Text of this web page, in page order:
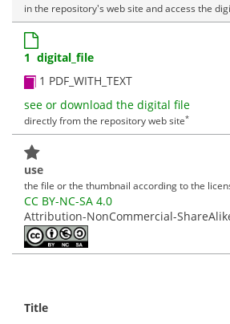
in the repository's web site and access the
1 digital_file
1 PDF_WITH_TEXT
see or download the digital file
directly from the repository web site*
use
the file or the thumbnail according to the
CC BY-NC-SA 4.0
Attribution-NonCommercial-
Title